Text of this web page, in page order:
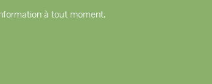
à tout moment.